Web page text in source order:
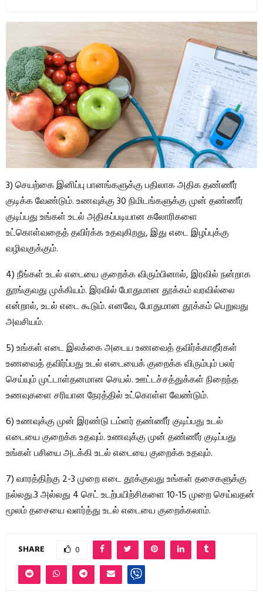
3) செயற்கை இனிப்பு பானங்களுக்கு பதிலாக அதிக தண்ணீர்
குடிக்க வேண்டும். உணவுக்கு 30 நிமிடங்களுக்கு முன் தண்ணீர்
குடிப்பது உங்கள் உடல் அதிகப்படியான கலோரிகளை
உட்கொள்வதைத் தவிர்க்க உதவுகிறது, இது எடை இழப்புக்கு
வழிவகுக்கும்.
4) நீங்கள் உடல் எடையை குறைக்க விரும்பினால், இரவில் நன்றாக
தூங்குவது முக்கியம். இரவில் போதுமான தூக்கம் வரவில்லை
என்றால், உடல் எடை கூடும். எனவே, போதுமான தூக்கம் பெறுவது
அவசியம்.
5) உங்கள் எடை இலக்கை அடைய உணவைத் தவிர்க்காதீர்கள்
உணவைத் தவிர்ப்பது உடல் எடையைக் குறைக்க விரும்பும் பலர்
செய்யும் முட்டாள்தனமான செயல். ஊட்டச்சத்துக்கள் நிறைந்த
உணவுகளை சரியான நேரத்தில் உட்கொள்ள வேண்டும்.
6) உணவுக்கு முன் இரண்டு டம்ளர் தண்ணீர் குடிப்பது உடல்
எடையை குறைக்க உதவும். உணவுக்கு முன் தண்ணீர் குடிப்பது
உங்கள் பசியை அடக்கி உடல் எடையை குறைக்க உதவும்.
7) வாரத்திற்கு 2-3 முறை எடை தூக்குவது உங்கள் தசைகளுக்கு
நல்லது.3 அல்லது 4 செட் உடற்பயிற்சிகளை 10-15 முறை செய்வதன்
மூலம் தசையை வளர்த்து உடல் எடையை குறைக்கலாம்.
SHARE 0